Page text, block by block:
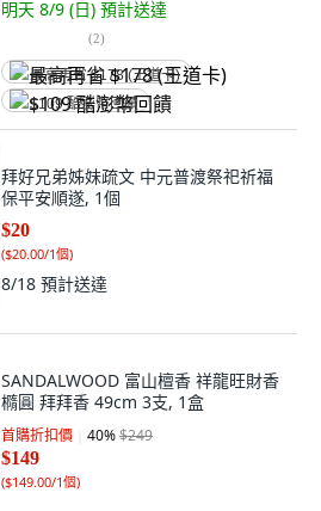
明天 8/9 (日) 預計送達
(2)
最高再省 $178 (王道卡)
$109 酷澎幣回饋
拜好兄弟姊妹疏文 中元普渡祭祀祈福
保平安順遂, 1個
$20
($20.00/1個)
8/18 預計送達
SANDALWOOD 富山檀香 祥龍旺財香
橢圓 拜拜香 49cm 3支, 1盒
首購折扣價 40%$249
$149
($149.00/1個)